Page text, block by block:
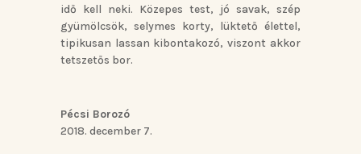
idő kell neki. Közepes test, jó savak, szép
gyümölcsök, selymes korty, lüktető élettel,
tipikusan lassan kibontakozó, viszont akkor
tetszetős bor.
Pécsi Borozó
2018. december 7.